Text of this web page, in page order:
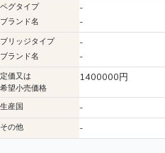
ペグタイプ
ブランド名
-
-
ブリッジタイプ
ブランド名
-
-
定価又は
希望小売価格
1400000円
生産国 -
その他 -